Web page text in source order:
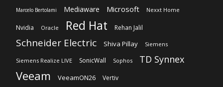
Marcelo Bertolami Mediaware Microsoft Nexxt Home
Nvidia Oracle Red Hat Rehan Jalil
Schneider Electric Shiva Pillay Siemens
Siemens Realize LIVE SonicWall Sophos TD Synnex
Veeam VeeamON26 Vertiv